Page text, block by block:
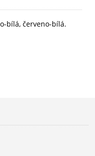
bílá, červeno-bílá.